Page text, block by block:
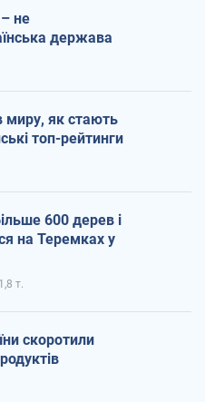
не
держава
миру, як стають
топ-рейтинги
600 дерев і
на Теремках у
1,8 т.
скоротили